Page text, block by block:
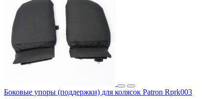
Боковые упоры (поддержки) для колясок Patron Rprk003